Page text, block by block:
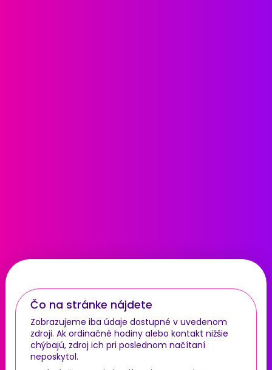
Čo na stránke nájdete
Zobrazujeme iba údaje dostupné v uvedenom
zdroji. Ak ordinačné hodiny alebo kontakt nižšie
chýbajú, zdroj ich pri poslednom načítaní
neposkytol.